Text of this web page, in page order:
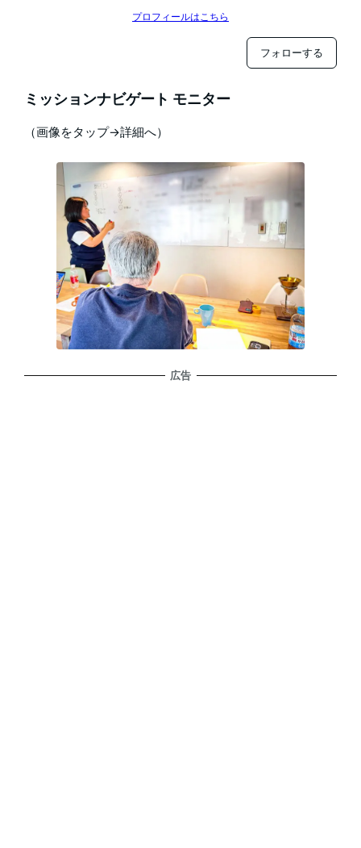
プロフィールはこちら
フォローする
ミッションナビゲート モニター
（画像をタップ→詳細へ）
広告